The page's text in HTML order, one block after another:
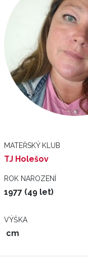
MATEŘSKÝ KLUB
TJ Holešov
ROK NAROZENÍ
1977 (49 let)
VÝŠKA
cm